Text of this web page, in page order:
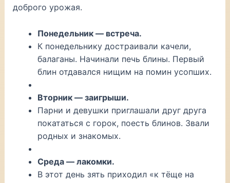
доброго урожая.
Понедельник — встреча.
К понедельнику достраивали качели,
балаганы. Начинали печь блины. Первый
блин отдавался нищим на помин усопших.
Вторник — заигрыши.
Парни и девушки приглашали друг друга
покататься с горок, поесть блинов. Звали
родных и знакомых.
Среда — лакомки.
В этот день зять приходил «к тёще на